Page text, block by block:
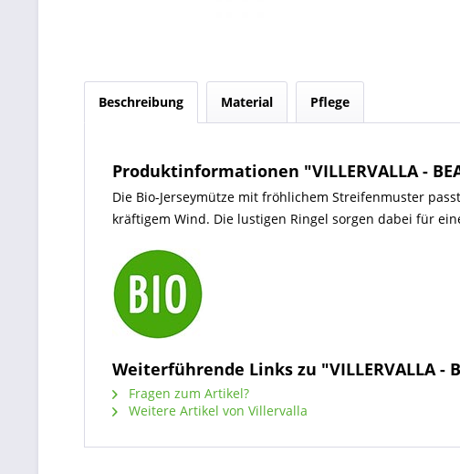
Beschreibung Material Pflege
Produktinformationen "VILLERVALLA -
Die Bio-Jerseymütze mit fröhlichem Streifenmuster
kräftigem Wind. Die lustigen Ringel sorgen dabei für
Weiterführende Links zu "VILLERVALLA -
Fragen zum Artikel?
Weitere Artikel von Villervalla